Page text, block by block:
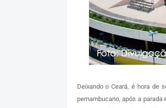
Deixando o Ceará, é hora de
pernambucano, após a